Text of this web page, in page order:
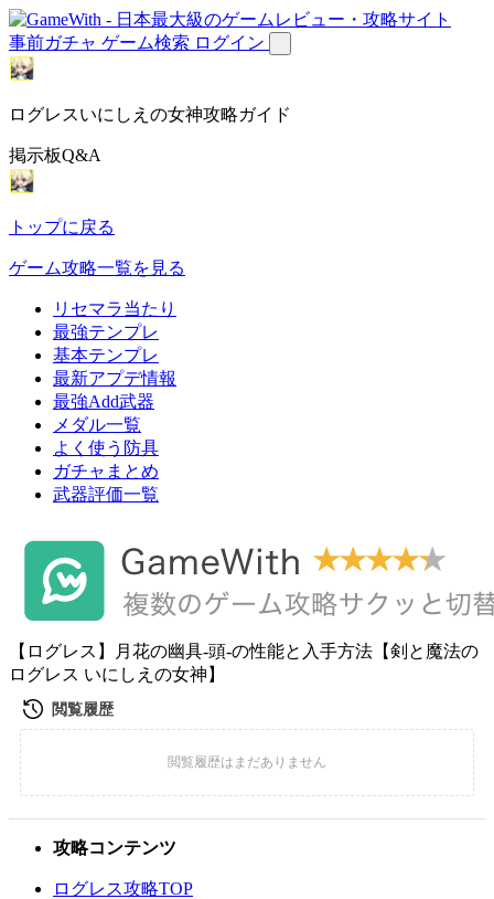
事前ガチャ ゲーム検索 ログイン
ログレスいにしえの女神攻略ガイド
掲示板Q&A
トップに戻る
ゲーム攻略一覧を見る
リセマラ当たり
最強テンプレ
基本テンプレ
最新アプデ情報
最強Add武器
メダル一覧
よく使う防具
ガチャまとめ
武器評価一覧
【ログレス】月花の幽具-頭-の性能と入手方法【剣と魔法の
ログレス いにしえの女神】
攻略コンテンツ
ログレス攻略TOP